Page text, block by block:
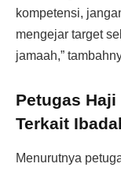
kompetensi,
mengejar target
jamaah,”
Petugas
Terkait
Menurutnya